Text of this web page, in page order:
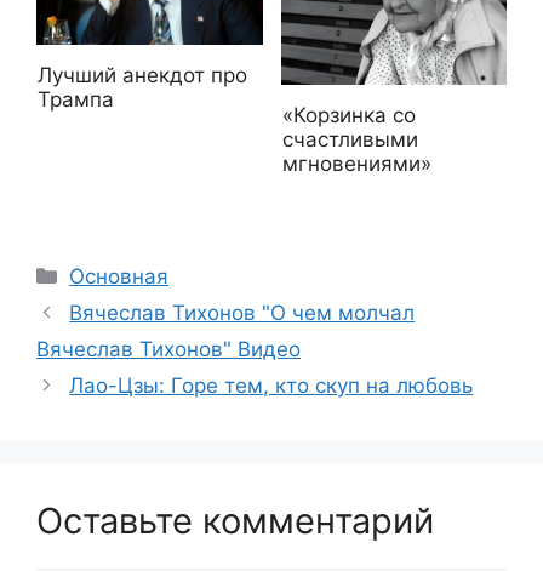
Лучший анекдот про
Трампа
«Корзинка со
счастливыми
мгновениями»
Рубрики
Основная
Вячеслав Тихонов "О чем молчал
Вячеслав Тихонов" Видео
Лао-Цзы: Горе тем, кто скуп на любовь
Оставьте комментарий